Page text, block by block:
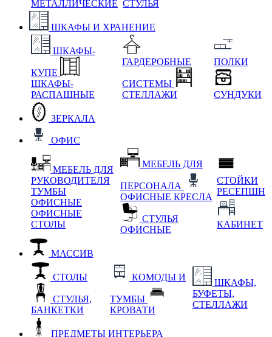
МЕТАЛЛИЧЕСКИЕ СТУЛЬЯ
ШКАФЫ И ХРАНЕНИЕ
ШКАФЫ-
КУПЕ
ШКАФЫ-
РАСПАШНЫЕ
ГАРДЕРОБНЫЕ
СИСТЕМЫ
СТЕЛЛАЖИ
ПОЛКИ
СУНДУКИ
ЗЕРКАЛА
ОФИС
МЕБЕЛЬ ДЛЯ
РУКОВОДИТЕЛЯ
ТУМБЫ
ОФИСНЫЕ
ОФИСНЫЕ
СТОЛЫ
МЕБЕЛЬ ДЛЯ
ПЕРСОНАЛА
ОФИСНЫЕ КРЕСЛА
СТУЛЬЯ
ОФИСНЫЕ
СТОЙКИ
РЕСЕПШН
КАБИНЕТ
МАССИВ
СТОЛЫ
СТУЛЬЯ,
БАНКЕТКИ
КОМОДЫ И
ТУМБЫ
КРОВАТИ
ШКАФЫ,
БУФЕТЫ,
СТЕЛЛАЖИ
ПРЕДМЕТЫ ИНТЕРЬЕРА